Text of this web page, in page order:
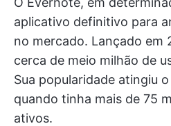
aplicativo definitivo para
no mercado. Lançado em
cerca de meio milhão de
Sua popularidade atingiu
quando tinha mais de 75
ativos.